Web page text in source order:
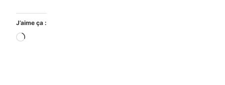
J’aime ça :